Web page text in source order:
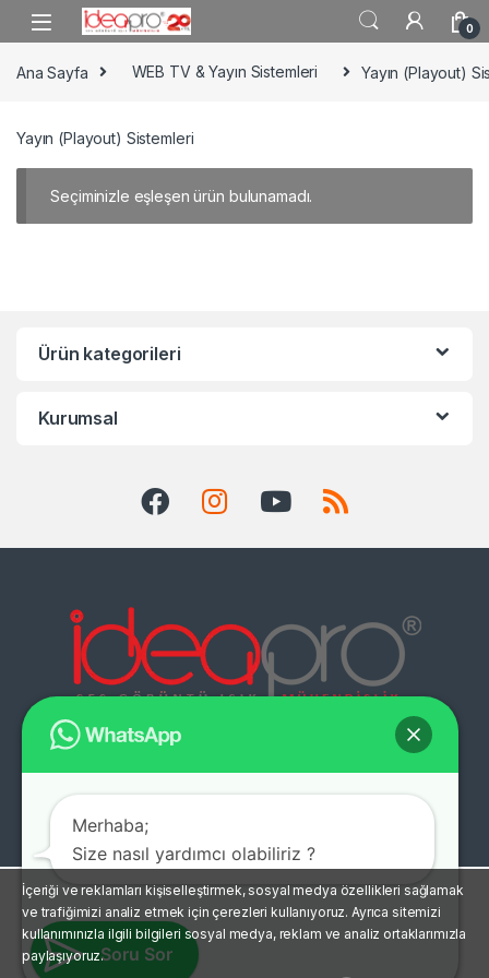
Skip to navigation
Skip to content
0
Ana Sayfa WEB TV & Yayın Sistemleri Yayın (Playout)
Yayın (Playout) Sistemleri
Seçiminizle eşleşen ürün bulunamadı.
Ürün kategorileri
Kurumsal
Müşteri Destek Hattı
+ 90 (312) 438 68
İçeriği ve reklamları kişiselleştirmek, sosyal medya özellikleri sağlamak
ve trafiğimizi analiz etmek için çerezleri kullanıyoruz. Ayrıca sitemizi
kullanımınızla ilgili bilgileri sosyal medya, reklam ve analiz ortaklarımızla
paylaşıyoruz.Soru Sor
Merhaba;
Size nasıl yardımcı olabiliriz ?